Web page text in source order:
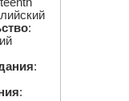
:
:
: